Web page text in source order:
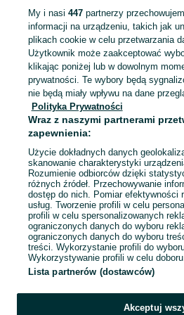
KATEGORIA
Mapa kategorii
Mapa miejscowości
Mapa ministron
Popularne wyszukiwania
My i nasi 447partnerzy
informacji na urządzeniu, takich jak
plikach cookie w celu przetwarzania
Użytkownik może zaakceptować
klikając poniżej lub w dowolnym
prywatności. Te wybory będą
nie będą miały wpływu na dane
Polityka Prywatności
Wraz z naszymi partnerami
zapewnienia:
Użycie dokładnych danych
skanowanie charakterystyki
Rozumienie odbiorców dzięki
różnych źródeł. Przechowywanie
dostęp do nich. Pomiar efektywności
usług. Tworzenie profili w celu
profili w celu spersonalizowanych
ograniczonych danych do wyboru
ograniczonych danych do wyboru
treści. Wykorzystanie profili do
Wykorzystywanie profili w celu
Lista partnerów (dostawców)
Akceptuj